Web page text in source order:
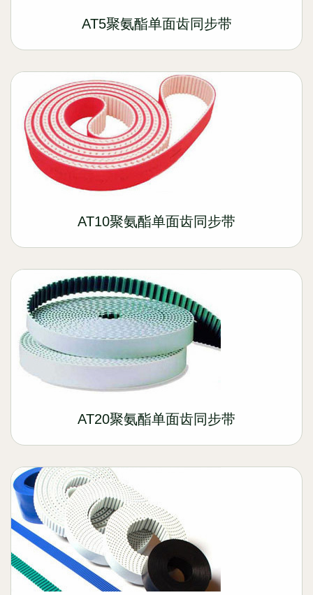
AT5聚氨酯单面齿同步带
AT10聚氨酯单面齿同步带
AT20聚氨酯单面齿同步带